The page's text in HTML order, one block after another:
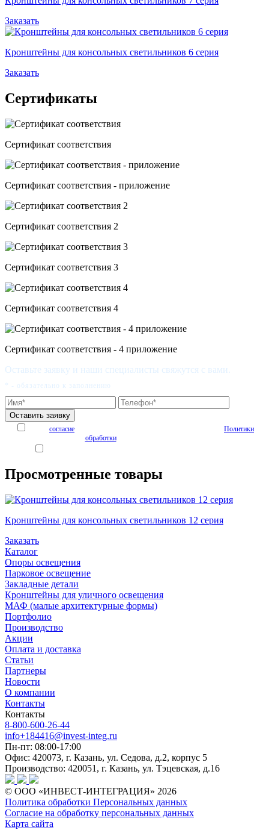
Заказать
Кронштейны для консольных светильников 6 серия
Заказать
Сертификаты
Сертификат соответствия
Сертификат соответствия - приложение
Сертификат соответствия 2
Сертификат соответствия 3
Сертификат соответствия 4
Сертификат соответствия - 4 приложение
Оставьте заявку и наши специалисты свяжутся с вами.
* - обязательно к заполнению
согласие
Политики
обработкиперсональных данных
Просмотренные товары
Кронштейны для консольных светильников 12 серия
Заказать
Каталог
Опоры освещения
Парковое освещение
Закладные детали
Кронштейны для уличного освещения
МАФ (малые архитектурные формы)
Портфолио
Производство
Акции
Оплата и доставка
Статьи
Партнеры
Новости
О компании
Контакты
Контакты
8-800-600-26-44
info+184416@invest-integ.ru
Пн-пт: 08:00-17:00
Офис: 420073, г. Казань, ул. Седова, д.2, корпус 5
Производство: 420051, г. Казань, ул. Тэцевская, д.16
© ООО «ИНВЕСТ-ИНТЕГРАЦИЯ» 2026
Политика обработки Персональных данных
Согласие на обработку персональных данных
Карта сайта